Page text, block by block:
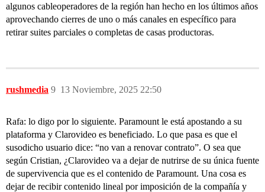
algunos cableoperadores de la región han hecho en los últimos años
aprovechando cierres de uno o más canales en específico para
retirar suites parciales o completas de casas productoras.
rushmedia 13 Noviembre, 2025 22:50
9
Rafa: lo digo por lo siguiente. Paramount le está apostando a su
plataforma y Clarovideo es beneficiado. Lo que pasa es que el
susodicho usuario dice: “no van a renovar contrato”. O sea que
según Cristian, ¿Clarovideo va a dejar de nutrirse de su única fuente
de supervivencia que es el contenido de Paramount. Una cosa es
dejar de recibir contenido lineal por imposición de la compañía y